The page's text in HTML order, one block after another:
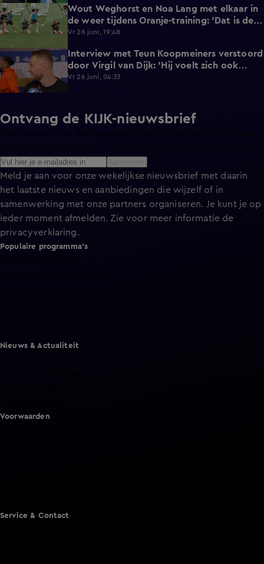
2:58
Wout Weghorst en Noa Lang met elkaar in
de weer tijdens Oranje-training: 'Dat is de
tweede keer!'
Vr 26 juni, 19:48
2:43
Interview met Teun Koopmeiners verstoord
door Virgil van Dijk: 'Hij voelt zich ook
lekker!'
Vr 26 juni, 04:33
Ontvang de KIJK-nieuwsbrief
Meld je aan voor onze wekelijkse nieuwsbrief met daarin
het laatste nieuws en aanbiedingen die wijzelf of in
samenwerking met onze partners organiseren. Je kunt je op
ieder moment afmelden. Zie voor meer informatie de
privacyverklaring.
Populaire programma's
Nieuws & Actualiteit
Voorwaarden
Service & Contact